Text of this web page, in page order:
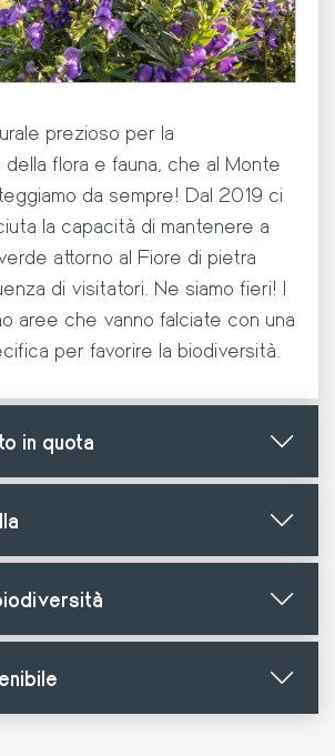
prezioso per la
flora e fauna, che al Monte
da sempre! Dal 2019 ci
la capacità di mantenere a
attorno al Fiore di pietra
di visitatori. Ne siamo fieri! I
aree che vanno falciate con una
per favorire la biodiversità.
in quota